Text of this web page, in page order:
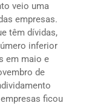
veio uma
empresas.
têm dívidas,
inferior
em maio e
de
ficou